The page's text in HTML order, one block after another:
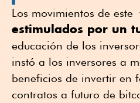
Los movimientos de este
estimulados por un
educación de los
instó a los inversores a
beneficios de invertir en
contratos a futuro de